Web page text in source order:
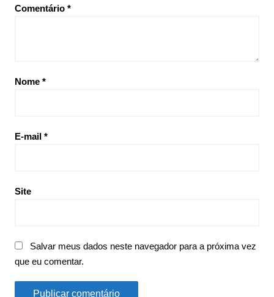
Comentário *
Nome *
E-mail *
Site
Salvar meus dados neste navegador para a próxima vez
que eu comentar.